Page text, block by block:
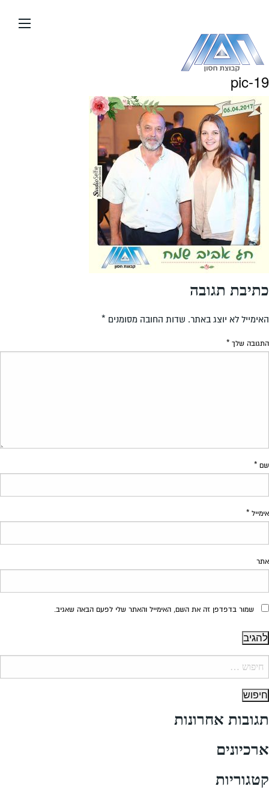
העמוד
pic-19
כתיבת תגובה
האימייל לא יוצג באתר. שדות החובה מסומנים *
התגובה שלך *
שם *
אימייל *
אתר
שמור בדפדפן זה את השם, האימייל והאתר שלי לפעם הבאה שאגיב.
תגובות אחרונות
ארכיונים
קטגוריות